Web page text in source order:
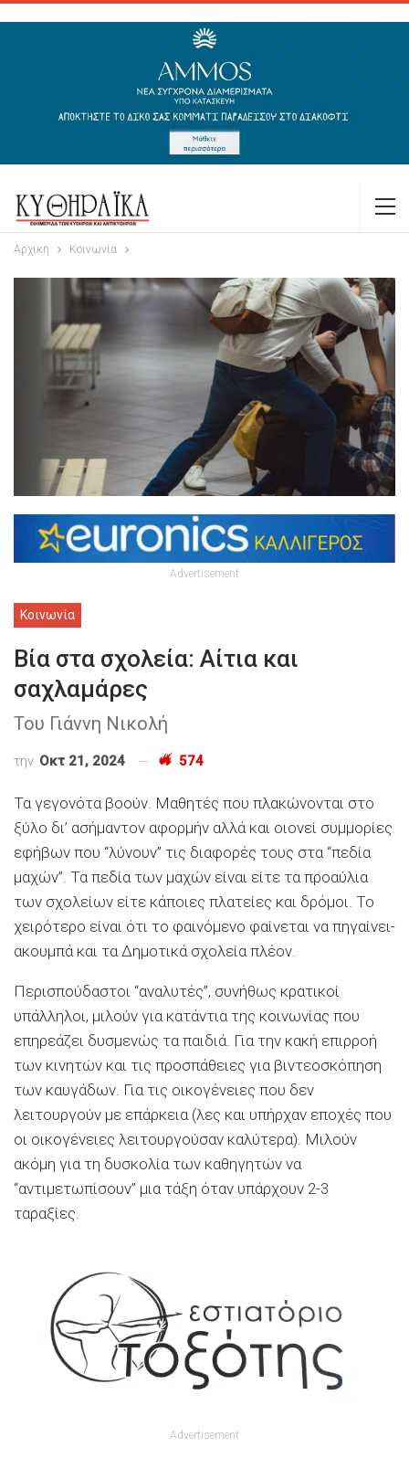
Αρχική Κοινωνία
Advertisement
Κοινωνία
Βία στα σχολεία: Αίτια και
σαχλαμάρες
Του Γιάννη Νικολή
την Οκτ 21, 2024 574
Τα γεγονότα βοούν. Μαθητές που πλακώνονται στο
ξύλο δι’ ασήμαντον αφορμήν αλλά και οιονεί συμμορίες
εφήβων που “λύνουν” τις διαφορές τους στα “πεδία
μαχών”. Τα πεδία των μαχών είναι είτε τα προαύλια
των σχολείων είτε κάποιες πλατείες και δρόμοι. Το
χειρότερο είναι ότι το φαινόμενο φαίνεται να πηγαίνει-
ακουμπά και τα Δημοτικά σχολεία πλέον.
Περισπούδαστοι “αναλυτές”, συνήθως κρατικοί
υπάλληλοι, μιλούν για κατάντια της κοινωνίας που
επηρεάζει δυσμενώς τα παιδιά. Για την κακή επιρροή
των κινητών και τις προσπάθειες για βιντεοσκόπηση
των καυγάδων. Για τις οικογένειες που δεν
λειτουργούν με επάρκεια (λες και υπήρχαν εποχές που
οι οικογένειες λειτουργούσαν καλύτερα). Μιλούν
ακόμη για τη δυσκολία των καθηγητών να
“αντιμετωπίσουν” μια τάξη όταν υπάρχουν 2-3
ταραξίες.
Advertisement